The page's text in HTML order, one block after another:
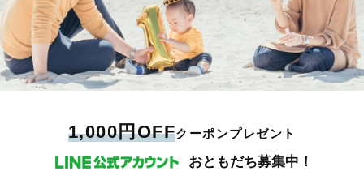
1,000円OFFクーポンプレゼント
おともだち募集中！